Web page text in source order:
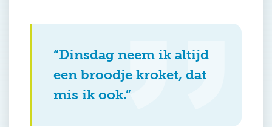
“Dinsdag neem ik altijd
een broodje kroket, dat
mis ik ook.”